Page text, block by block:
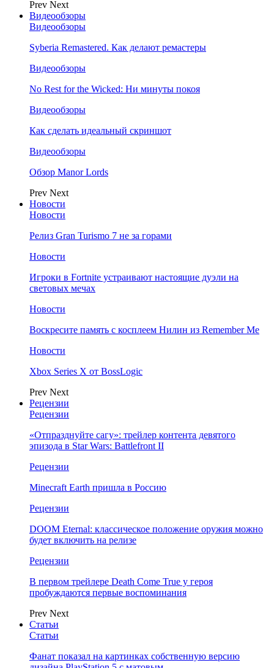
Prev Next
Видеообзоры
Видеообзоры
Syberia Remastered. Как делают ремастеры
Видеообзоры
No Rest for the Wicked: Ни минуты покоя
Видеообзоры
Как сделать идеальный скриншот
Видеообзоры
Обзор Manor Lords
Prev Next
Новости
Новости
Релиз Gran Turismo 7 не за горами
Новости
Игроки в Fortnite устраивают настоящие дуэли на
световых мечах
Новости
Воскресите память с косплеем Нилин из Remember Me
Новости
Xbox Series X от BossLogic
Prev Next
Рецензии
Рецензии
«Отпразднуйте сагу»: трейлер контента девятого
эпизода в Star Wars: Battlefront II
Рецензии
Minecraft Earth пришла в Россию
Рецензии
DOOM Eternal: классическое положение оружия можно
будет включить на релизе
Рецензии
В первом трейлере Death Come True у героя
пробуждаются первые воспоминания
Prev Next
Статьи
Статьи
Фанат показал на картинках собственную версию